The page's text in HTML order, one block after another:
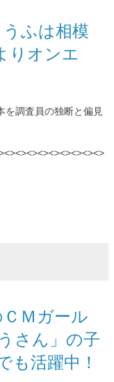
うふは相模
りオンエ
を調査員の独断と偏見
ＣＭガール
さん」の子
も活躍中！